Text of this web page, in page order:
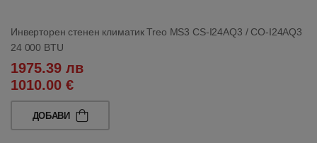
Инверторен стенен климатик Treo MS3 CS-I24AQ3 / CO-I24AQ3
24 000 BTU
1975.39 лв
1010.00 €
ДОБАВИ